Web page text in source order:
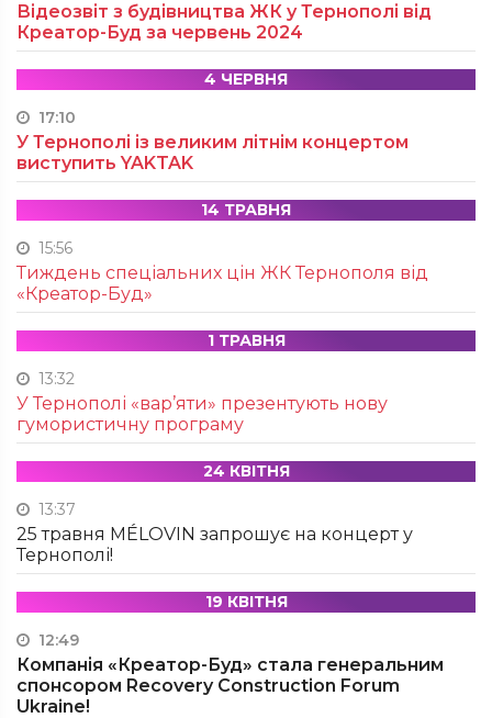
Відеозвіт з будівництва ЖК у Тернополі від
Креатор-Буд за червень 2024
4 ЧЕРВНЯ
17:10
У Тернополі із великим літнім концертом
виступить YAKTAK
14 ТРАВНЯ
15:56
Тиждень спеціальних цін ЖК Тернополя від
«Креатор-Буд»
1 ТРАВНЯ
13:32
У Тернополі «вар’яти» презентують нову
гумористичну програму
24 КВІТНЯ
13:37
25 травня MÉLOVIN запрошує на концерт у
Тернополі!
19 КВІТНЯ
12:49
Компанія «Креатор-Буд» стала генеральним
спонсором Recovery Construction Forum
Ukraine!